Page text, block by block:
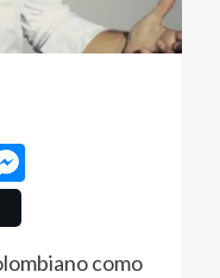
Messenger
como